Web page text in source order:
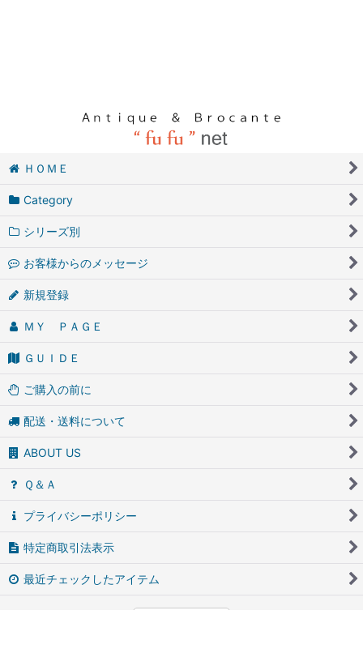
ＨＯＭＥ
Category
シリーズ別
お客様からのメッセージ
新規登録
ＭＹ ＰＡＧＥ
ＧＵＩＤＥ
ご購入の前に
配送・送料について
ABOUT US
Ｑ＆Ａ
プライバシーポリシー
特定商取引法表示
最近チェックしたアイテム